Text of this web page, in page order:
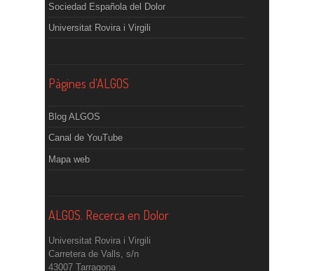
Sociedad Española del Dolor
Universitat Rovira i Virgili
Pàgines d'ALGOS
Blog ALGOS
Canal de YouTube
Mapa web
ALGOS. Recerca en Dolor
Universitat Rovira i Virgili
Carretera de Valls, s/n
43007 Tarragona